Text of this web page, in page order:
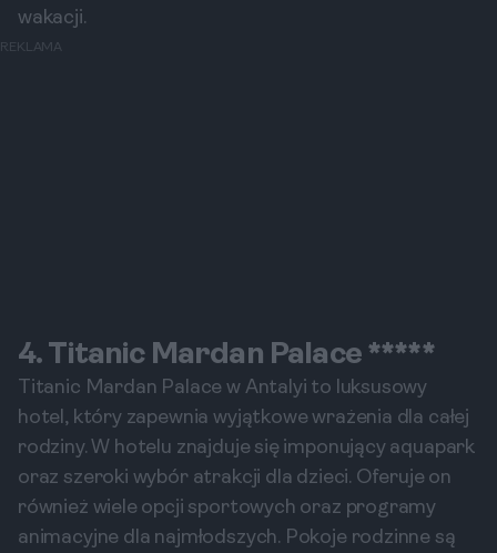
wakacji.
REKLAMA
4. Titanic Mardan Palace *****
Titanic Mardan Palace w Antalyi to luksusowy
hotel, który zapewnia wyjątkowe wrażenia dla całej
rodziny. W hotelu znajduje się imponujący aquapark
oraz szeroki wybór atrakcji dla dzieci. Oferuje on
również wiele opcji sportowych oraz programy
animacyjne dla najmłodszych. Pokoje rodzinne są